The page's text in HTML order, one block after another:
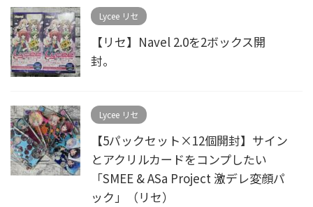
Lycee リセ
【リセ】Navel 2.0を2ボックス開
封。
Lycee リセ
【5パックセット×12個開封】サイン
とアクリルカードをコンプしたい
「SMEE & ASa Project 激デレ変顔パ
ック」（リセ）